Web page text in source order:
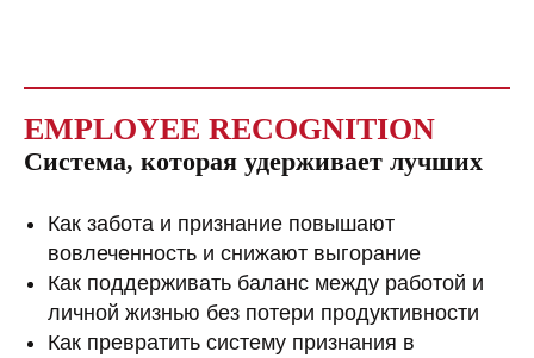
EMPLOYEE RECOGNITION
Система, которая удерживает лучших
Как забота и признание повышают
вовлеченность и снижают выгорание
Как поддерживать баланс между работой и
личной жизнью без потери продуктивности
Как превратить систему признания в